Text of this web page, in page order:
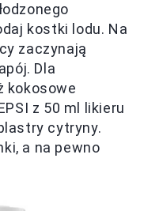
kostki lodu. Na
zaczynają
Dla
kokosowe
z 50 ml likieru
cytryny.
a na pewno